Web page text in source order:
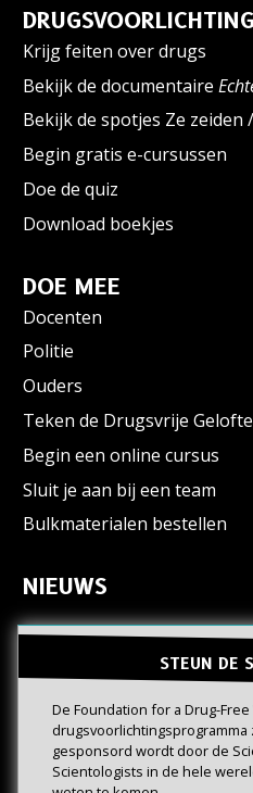
DRUGSVOORLICHTING
Krijg feiten over drugs
Bekijk de documentaire
Bekijk de spotjes Ze zeiden
Begin gratis e-cursussen
Doe de quiz
Download boekjes
DOE MEE
Docenten
Politie
Ouders
Teken de Drugsvrije Gelofte
Begin een online cursus
Sluit je aan bij een team
Bulkmaterialen bestellen
NIEUWS
STEUN DE
De Foundation for a Drug-
gesponsord wordt door de
Scientologists in de hele